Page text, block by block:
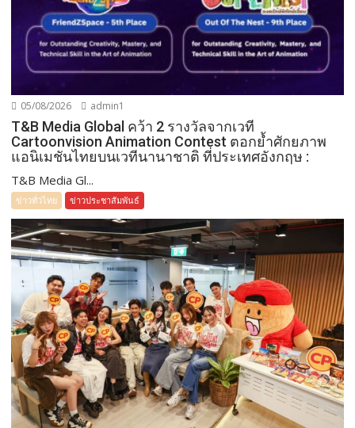
05/08/2026 admin1
T&B Media Global คว้า 2 รางวัลจากเวที
Cartoonvision Animation Contest ตอกย้ำศักยภาพ
แอนิเมชันไทยบนเวทีนานาชาติ ที่ประเทศอังกฤษ :
T&B Media Gl...
ข่าวทั่วไทย ข่าวประชาสัมพันธ์